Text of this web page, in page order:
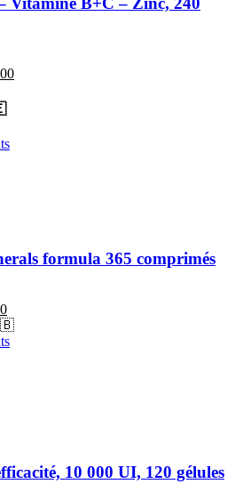
Le
formula 365 comprimés
Le
prix
actuel
10 000 UI, 120 gélules